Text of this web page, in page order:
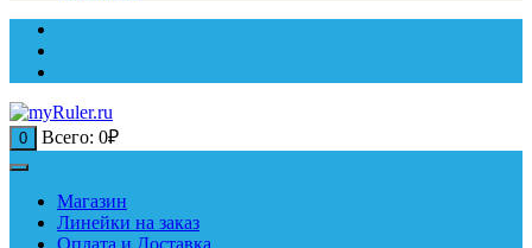
0 Всего: 0₽
Магазин
Линейки на заказ
Оплата и Доставка